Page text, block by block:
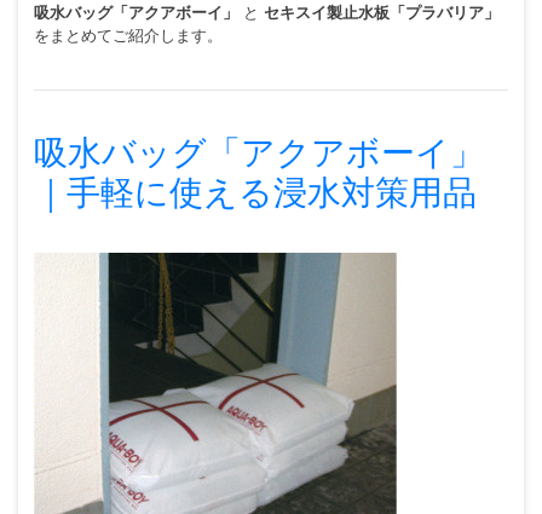
吸水バッグ「アクアボーイ」 と セキスイ製止水板「プラバリア」
をまとめてご紹介します。
吸水バッグ「アクアボーイ」
｜手軽に使える浸水対策用品